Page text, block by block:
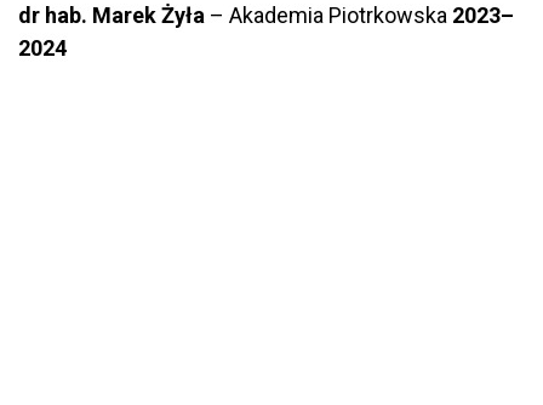
dr hab. Marek Żyła – Akademia Piotrkowska 2023–
2024